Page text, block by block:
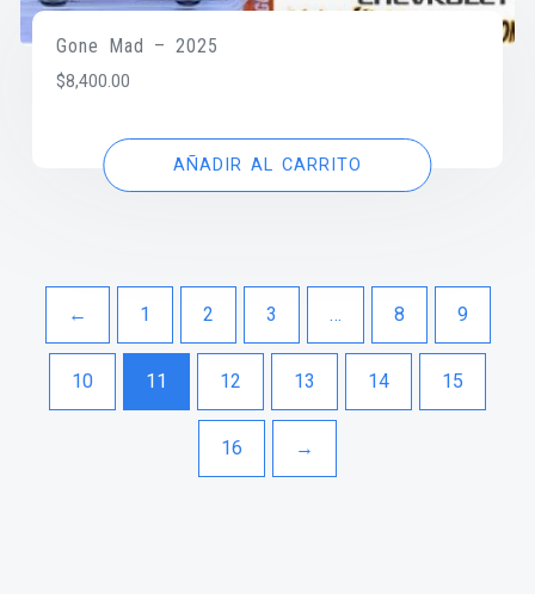
Gone Mad – 2025
$8,400.00
AÑADIR AL CARRITO
← 1 2 3 … 8 9
10 11 12 13 14 15
16 →